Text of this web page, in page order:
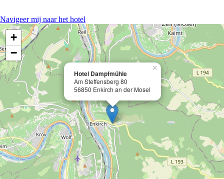
Navigeer mij naar het hotel
Hotel Dampfmühle
Am Steffensberg 80
56850 Enkirch an der Mosel
×
+
−